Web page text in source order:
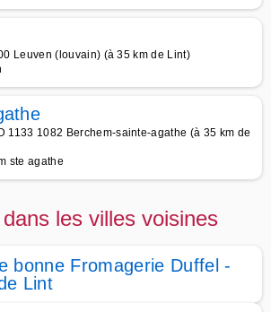
Leuven (louvain) (à 35 km de Lint)
1133 1082 Berchem-sainte-agathe (à 35 km de
ste agathe
les villes voisines
bonne Fromagerie Duffel -
Lint